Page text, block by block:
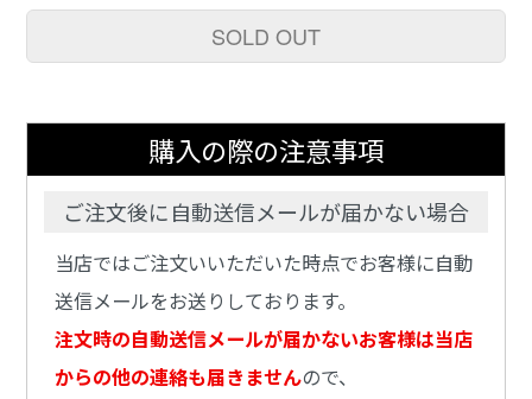
SOLD OUT
購入の際の注意事項
ご注文後に自動送信メールが届かない場合
当店ではご注文いいただいた時点でお客様に自動
送信メールをお送りしております。
注文時の自動送信メールが届かないお客様は当店
からの他の連絡も届きませんので、